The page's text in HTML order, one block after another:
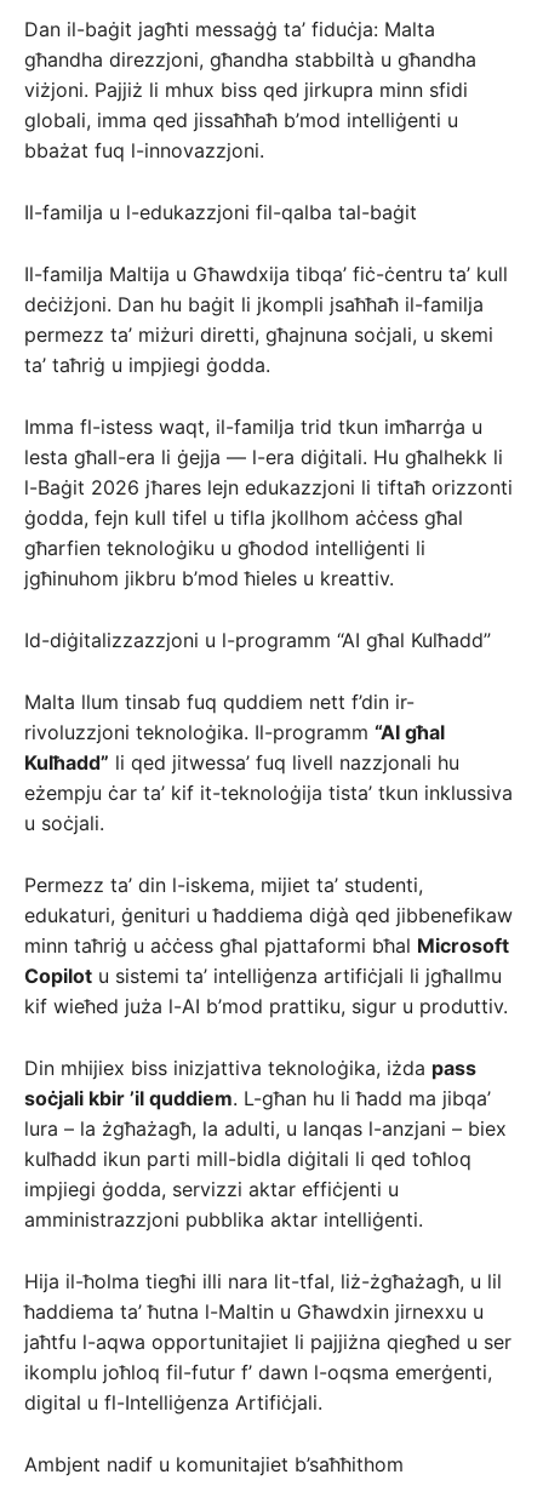
Dan il-baġit jagħti messaġġ ta’ fiduċja: Malta
għandha direzzjoni, għandha stabbiltà u għandha
viżjoni. Pajjiż li mhux biss qed jirkupra minn sfidi
globali, imma qed jissaħħaħ b’mod intelliġenti u
bbażat fuq l-innovazzjoni.
Il-familja u l-edukazzjoni fil-qalba tal-baġit
Il-familja Maltija u Għawdxija tibqa’ fiċ-ċentru ta’ kull
deċiżjoni. Dan hu baġit li jkompli jsaħħaħ il-familja
permezz ta’ miżuri diretti, għajnuna soċjali, u skemi
ta’ taħriġ u impjiegi ġodda.
Imma fl-istess waqt, il-familja trid tkun imħarrġa u
lesta għall-era li ġejja — l-era diġitali. Hu għalhekk li
l-Baġit 2026 jħares lejn edukazzjoni li tiftaħ orizzonti
ġodda, fejn kull tifel u tifla jkollhom aċċess għal
għarfien teknoloġiku u għodod intelliġenti li
jgħinuhom jikbru b’mod ħieles u kreattiv.
Id-diġitalizzazzjoni u l-programm “AI għal Kulħadd”
Malta llum tinsab fuq quddiem nett f’din ir-
rivoluzzjoni teknoloġika. Il-programm “AI għal
Kulħadd” li qed jitwessa’ fuq livell nazzjonali hu
eżempju ċar ta’ kif it-teknoloġija tista’ tkun inklussiva
u soċjali.
Permezz ta’ din l-iskema, mijiet ta’ studenti,
edukaturi, ġenituri u ħaddiema diġà qed jibbenefikaw
minn taħriġ u aċċess għal pjattaformi bħal Microsoft
Copilot u sistemi ta’ intelliġenza artifiċjali li jgħallmu
kif wieħed juża l-AI b’mod prattiku, sigur u produttiv.
Din mhijiex biss inizjattiva teknoloġika, iżda pass
soċjali kbir ’il quddiem. L-għan hu li ħadd ma jibqa’
lura – la żgħażagħ, la adulti, u lanqas l-anzjani – biex
kulħadd ikun parti mill-bidla diġitali li qed toħloq
impjiegi ġodda, servizzi aktar effiċjenti u
amministrazzjoni pubblika aktar intelliġenti.
Hija il-ħolma tiegħi illi nara lit-tfal, liż-żgħażagħ, u lil
ħaddiema ta’ ħutna l-Maltin u Għawdxin jirnexxu u
jaħtfu l-aqwa opportunitajiet li pajjiżna qiegħed u ser
ikomplu joħloq fil-futur f’ dawn l-oqsma emerġenti,
digital u fl-Intelliġenza Artifiċjali.
Ambjent nadif u komunitajiet b’saħħithom